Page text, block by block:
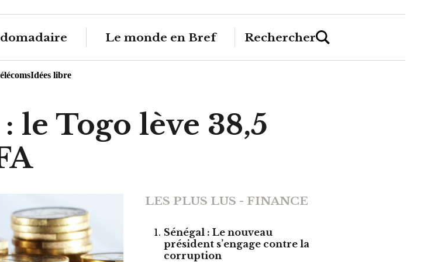
Le monde en Bref Rechercher
Idées libre
le Togo lève 38,5
LES PLUS LUS - FINANCE
Sénégal : Le nouveau
président s’engage contre la
corruption